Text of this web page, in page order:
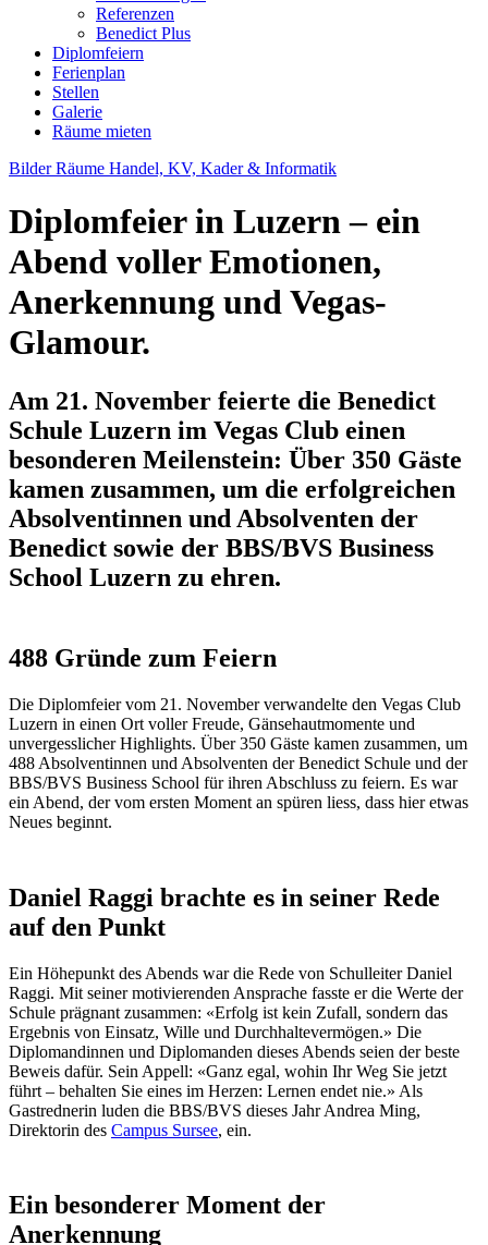
Referenzen
Benedict Plus
Diplomfeiern
Ferienplan
Stellen
Galerie
Räume mieten
Bilder Räume Handel, KV, Kader & Informatik
Diplomfeier in Luzern – ein
Abend voller Emotionen,
Anerkennung und Vegas-
Glamour.
Am 21. November feierte die Benedict
Schule Luzern im Vegas Club einen
besonderen Meilenstein: Über 350 Gäste
kamen zusammen, um die erfolgreichen
Absolventinnen und Absolventen der
Benedict sowie der BBS/BVS Business
School Luzern zu ehren.
488 Gründe zum Feiern
Die Diplomfeier vom 21. November verwandelte den Vegas Club
Luzern in einen Ort voller Freude, Gänsehautmomente und
unvergesslicher Highlights. Über 350 Gäste kamen zusammen, um
488 Absolventinnen und Absolventen der Benedict Schule und der
BBS/BVS Business School für ihren Abschluss zu feiern. Es war
ein Abend, der vom ersten Moment an spüren liess, dass hier etwas
Neues beginnt.
Daniel Raggi brachte es in seiner Rede
auf den Punkt
Ein Höhepunkt des Abends war die Rede von Schulleiter Daniel
Raggi. Mit seiner motivierenden Ansprache fasste er die Werte der
Schule prägnant zusammen: «Erfolg ist kein Zufall, sondern das
Ergebnis von Einsatz, Wille und Durchhaltevermögen.» Die
Diplomandinnen und Diplomanden dieses Abends seien der beste
Beweis dafür. Sein Appell: «Ganz egal, wohin Ihr Weg Sie jetzt
führt – behalten Sie eines im Herzen: Lernen endet nie.» Als
Gastrednerin luden die BBS/BVS dieses Jahr Andrea Ming,
Direktorin des Campus Sursee, ein.
Ein besonderer Moment der
Anerkennung